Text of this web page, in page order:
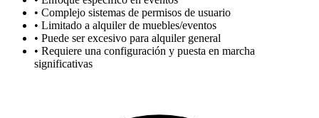
• Complejo sistemas de permisos de usuario
• Limitado a alquiler de muebles/eventos
• Puede ser excesivo para alquiler general
• Requiere una configuración y puesta en marcha
significativas